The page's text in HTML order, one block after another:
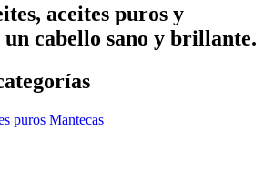
aceites puros y
un cabello sano y brillante.
puros Mantecas